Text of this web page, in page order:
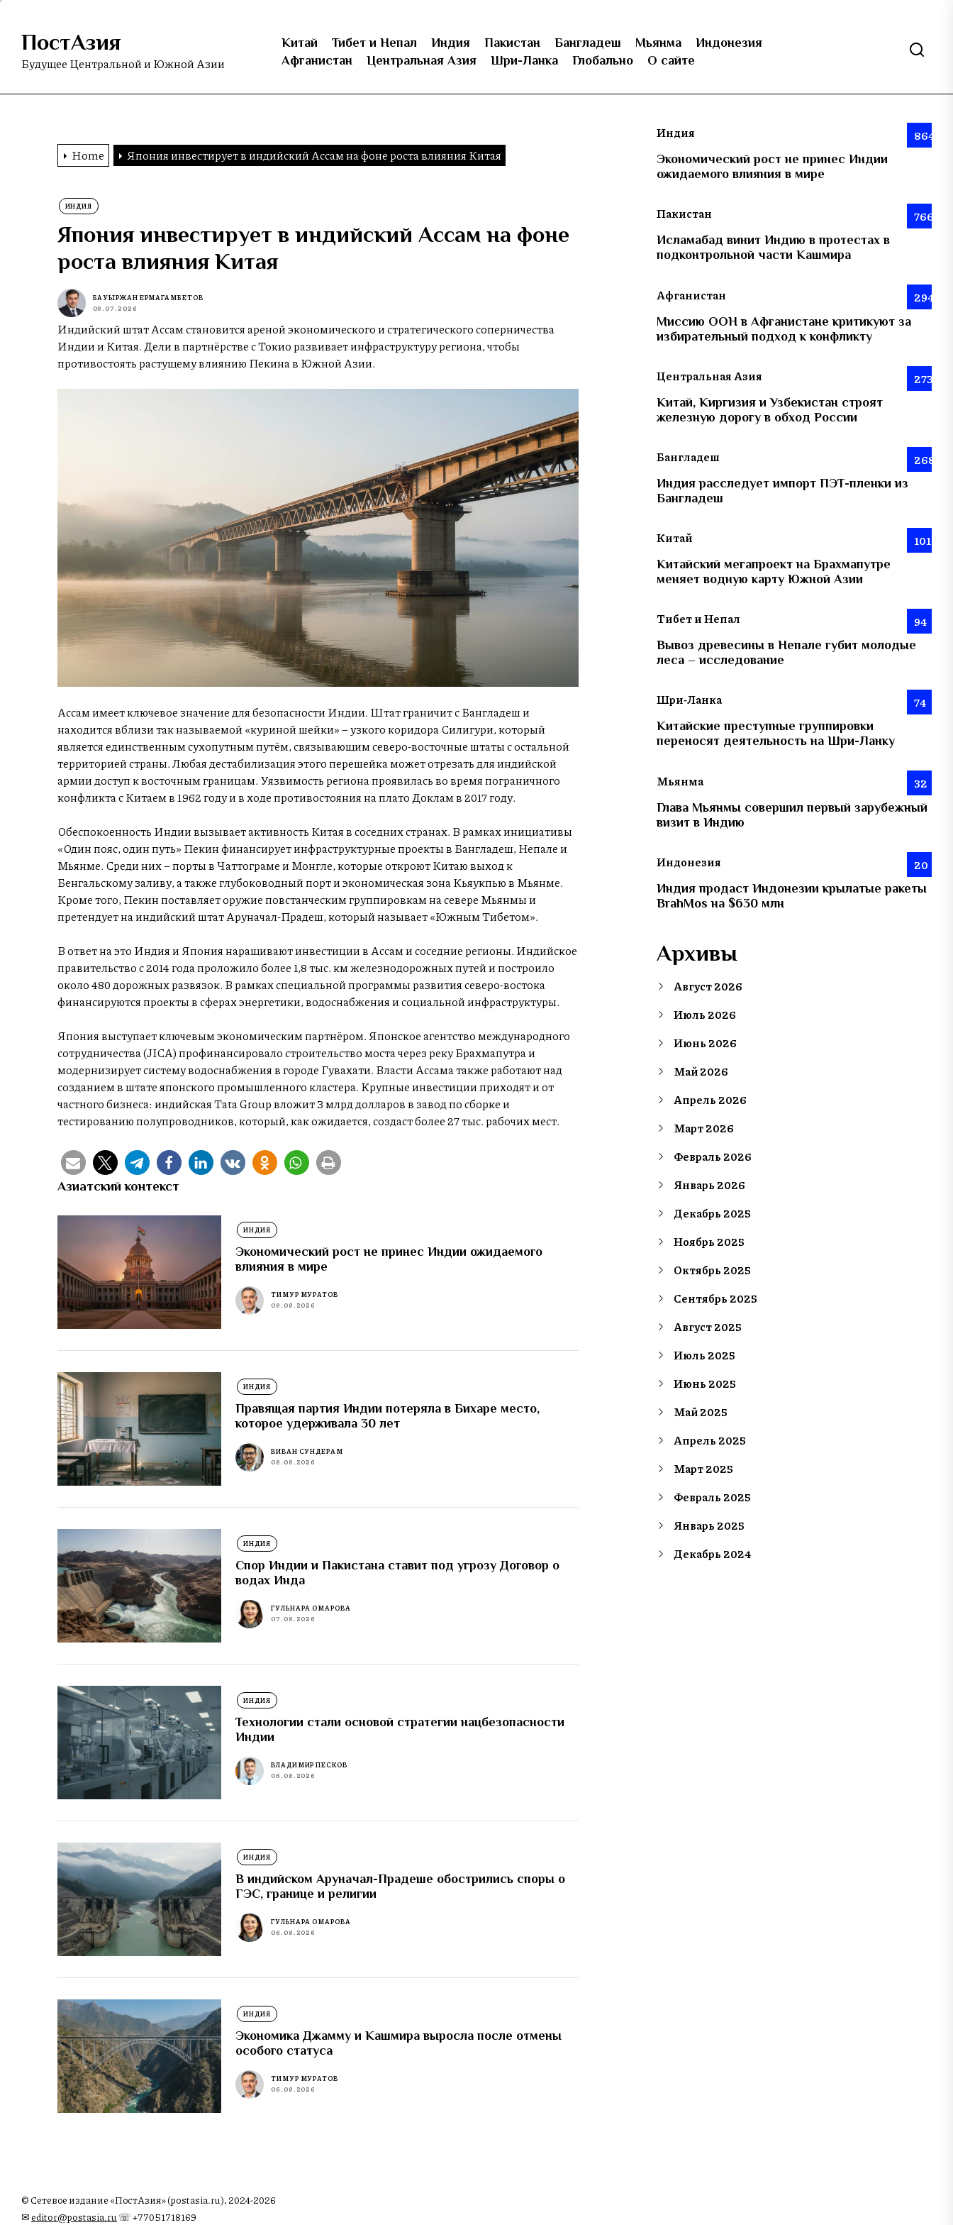
Skip
content
ПостАзия
Будущее Центральной и Южной Азии
Китай Тибет и Непал Индия Пакистан Бангладеш Мьянма
Индонезия
Афганистан
Центральная Азия Шри-Ланка Глобально О сайте
Home Япония инвестирует в индийский Ассам на фоне роста влияния Китая
ИНДИЯ
Япония инвестирует в индийский Ассам на фоне
роста влияния Китая
БАУЫРЖАН ЕРМАГАМБЕТОВ
08.07.2026
Индийский штат Ассам становится ареной экономического и стратегического соперничества
Индии и Китая. Дели в партнёрстве с Токио развивает инфраструктуру региона, чтобы
противостоять растущему влиянию Пекина в Южной Азии.
Ассам имеет ключевое значение для безопасности Индии. Штат граничит с Бангладеш и
находится вблизи так называемой «куриной шейки» – узкого коридора Силигури, который
является единственным сухопутным путём, связывающим северо-восточные штаты с остальной
территорией страны. Любая дестабилизация этого перешейка может отрезать для индийской
армии доступ к восточным границам. Уязвимость региона проявилась во время пограничного
конфликта с Китаем в 1962 году и в ходе противостояния на плато Доклам в 2017 году.
Обеспокоенность Индии вызывает активность Китая в соседних странах. В рамках инициативы
«Один пояс, один путь» Пекин финансирует инфраструктурные проекты в Бангладеш, Непале и
Мьянме. Среди них – порты в Чаттограме и Монгле, которые откроют Китаю выход к
Бенгальскому заливу, а также глубоководный порт и экономическая зона Кьяукпью в Мьянме.
Кроме того, Пекин поставляет оружие повстанческим группировкам на севере Мьянмы и
претендует на индийский штат Аруначал-Прадеш, который называет «Южным Тибетом».
В ответ на это Индия и Япония наращивают инвестиции в Ассам и соседние регионы. Индийское
правительство с 2014 года проложило более 1,8 тыс. км железнодорожных путей и построило
около 480 дорожных развязок. В рамках специальной программы развития северо-востока
финансируются проекты в сферах энергетики, водоснабжения и социальной инфраструктуры.
Япония выступает ключевым экономическим партнёром. Японское агентство международного
сотрудничества (JICA) профинансировало строительство моста через реку Брахмапутра и
модернизирует систему водоснабжения в городе Гувахати. Власти Ассама также работают над
созданием в штате японского промышленного кластера. Крупные инвестиции приходят и от
частного бизнеса: индийская Tata Group вложит 3 млрд долларов в завод по сборке и
тестированию полупроводников, который, как ожидается, создаст более 27 тыс. рабочих мест.
Азиатский контекст
ИНДИЯ
Экономический рост не принес Индии ожидаемого
влияния в мире
ТИМУР МУРАТОВ
08.08.2026
ИНДИЯ
Правящая партия Индии потеряла в Бихаре место,
которое удерживала 30 лет
ВИВАН СУНДЕРАМ
08.08.2026
ИНДИЯ
Спор Индии и Пакистана ставит под угрозу Договор о
водах Инда
ГУЛЬНАРА ОМАРОВА
07.08.2026
ИНДИЯ
Технологии стали основой стратегии нацбезопасности
Индии
ВЛАДИМИР ПЕСКОВ
06.08.2026
ИНДИЯ
В индийском Аруначал-Прадеше обострились споры о
ГЭС, границе и религии
ГУЛЬНАРА ОМАРОВА
06.08.2026
ИНДИЯ
Экономика Джамму и Кашмира выросла после отмены
особого статуса
ТИМУР МУРАТОВ
06.08.2026
Индия 864
Экономический рост не принес Индии
ожидаемого влияния в мире
Пакистан 766
Исламабад винит Индию в протестах в
подконтрольной части Кашмира
Афганистан 294
Миссию ООН в Афганистане критикуют за
избирательный подход к конфликту
Центральная Азия 273
Китай, Киргизия и Узбекистан строят
железную дорогу в обход России
Бангладеш 268
Индия расследует импорт ПЭТ-пленки из
Бангладеш
Китай 101
Китайский мегапроект на Брахмапутре
меняет водную карту Южной Азии
Тибет и Непал 94
Вывоз древесины в Непале губит молодые
леса – исследование
Шри-Ланка 74
Китайские преступные группировки
переносят деятельность на Шри-Ланку
Мьянма 32
Глава Мьянмы совершил первый зарубежный
визит в Индию
Индонезия 20
Индия продаст Индонезии крылатые ракеты
BrahMos на $630 млн
Архивы
Август 2026
Июль 2026
Июнь 2026
Май 2026
Апрель 2026
Март 2026
Февраль 2026
Январь 2026
Декабрь 2025
Ноябрь 2025
Октябрь 2025
Сентябрь 2025
Август 2025
Июль 2025
Июнь 2025
Май 2025
Апрель 2025
Март 2025
Февраль 2025
Январь 2025
Декабрь 2024
© Сетевое издание «ПостАзия» (postasia.ru), 2024-2026
✉︎editor@postasia.ru ☏ +77051718169